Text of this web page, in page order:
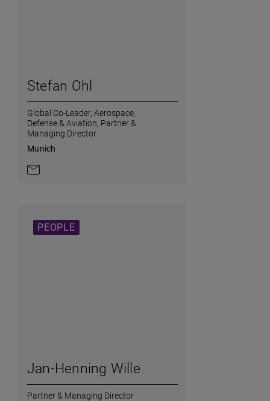
Stefan Ohl
Global Co-Leader, Aerospace,
Defense & Aviation, Partner &
Managing Director
Munich
PEOPLE
Jan-Henning Wille
Partner & Managing Director